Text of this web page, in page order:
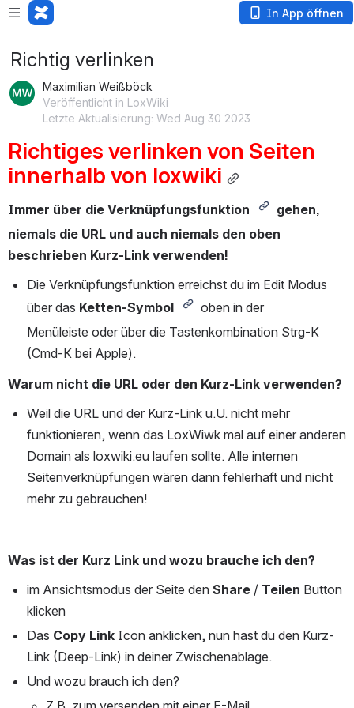
In App öffnen
Richtig verlinken
Maximilian Weißböck
Veröffentlicht in LoxWiki
Letzte Aktualisierung: Wed Aug 30 2023
Richtiges verlinken von Seiten
innerhalb von loxwiki
Immer über die Verknüpfungsfunktion
gehen,
niemals die URL und auch niemals den oben
beschrieben Kurz-Link verwenden!
Die Verknüpfungsfunktion erreichst du im Edit Modus
über das Ketten-Symbol
oben in der
Menüleiste oder über die Tastenkombination Strg-K
(Cmd-K bei Apple).
Warum nicht die URL oder den Kurz-Link verwenden?
Weil die URL und der Kurz-Link u.U. nicht mehr
funktionieren, wenn das LoxWiwk mal auf einer anderen
Domain als loxwiki.eu laufen sollte. Alle internen
Seitenverknüpfungen wären dann fehlerhaft und nicht
mehr zu gebrauchen!
Was ist der Kurz Link und wozu brauche ich den?
im Ansichtsmodus der Seite den Share / Teilen Button
klicken
Das Copy Link Icon anklicken, nun hast du den Kurz-
Link (Deep-Link) in deiner Zwischenablage.
Und wozu brauch ich den?